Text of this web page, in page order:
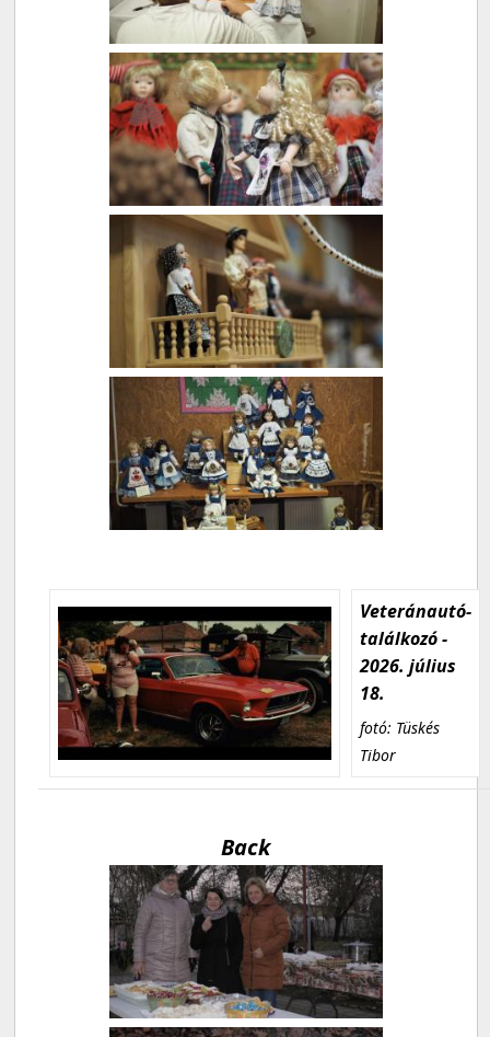
Veteránautó-
találkozó -
2026. július
18.
fotó: Tüskés
Tibor
Back